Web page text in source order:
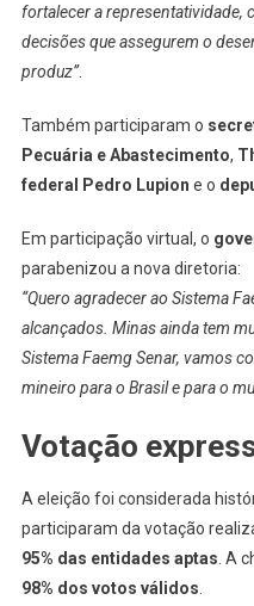
fortalecer a representatividade,
decisões que assegurem o
produz”.
Também participaram o
Pecuária e Abastecimento,
federal Pedro Lupion e o
Em participação virtual, o
parabenizou a nova diretoria:
“Quero agradecer ao Sistema
alcançados. Minas ainda tem
Sistema Faemg Senar, vamos
mineiro para o Brasil e para o
Votação
A eleição foi considerada
participaram da votação
95% das entidades aptas . A
98% dos votos válidos